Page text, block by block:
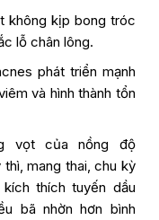
không kịp bong tróc
lỗ chân lông.
phát triển mạnh
và hình thành tổn
vọt của nồng độ
mang thai, chu kỳ
thích tuyến dầu
bã nhờn hơn bình